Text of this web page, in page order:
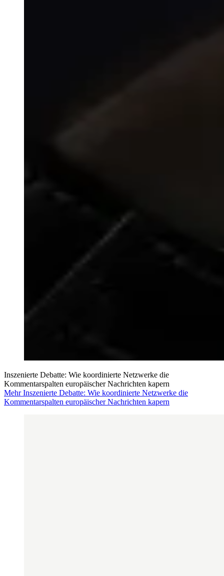
Inszenierte Debatte: Wie koordinierte Netzwerke die
Kommentarspalten europäischer Nachrichten kapern
Mehr Inszenierte Debatte: Wie koordinierte Netzwerke die
Kommentarspalten europäischer Nachrichten kapern